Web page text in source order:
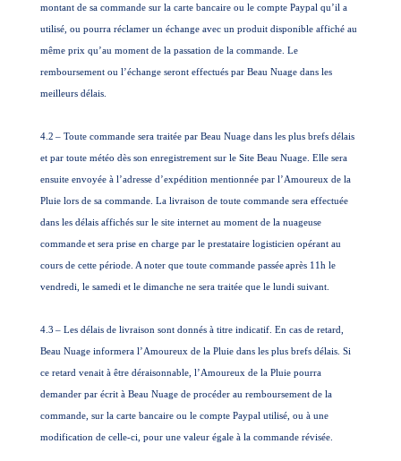
montant de sa commande sur la carte bancaire ou le compte Paypal qu’il a
utilisé, ou pourra réclamer un échange avec un produit disponible affiché au
même prix qu’au moment de la passation de la commande. Le
remboursement ou l’échange seront effectués par Beau Nuage dans les
meilleurs délais.
4.2 – Toute commande sera traitée par Beau Nuage dans les plus brefs délais
et par toute météo dès son enregistrement sur le Site Beau Nuage. Elle sera
ensuite envoyée à l’adresse d’expédition mentionnée par l’Amoureux de la
Pluie lors de sa commande. La livraison de toute commande sera effectuée
dans les délais affichés sur le site internet au moment de la nuageuse
commandeet sera prise en charge par le prestataire logisticien opérant au
cours de cette période. A noter que toute commande passéeaprès 11h le
vendredi, le samedi et le dimanche ne sera traitée que le lundi suivant.
4.3 – Les délais de livraison sont donnés à titre indicatif. En cas de retard,
Beau Nuage informera l’Amoureux de la Pluie dans les plus brefs délais. Si
ce retard venait à être déraisonnable, l’Amoureux de la Pluie pourra
demander par écrit à Beau Nuage de procéder au remboursement de la
commande, sur la carte bancaire ou le compte Paypal utilisé, ou à une
modification de celle-ci, pour une valeur égale à la commande révisée.